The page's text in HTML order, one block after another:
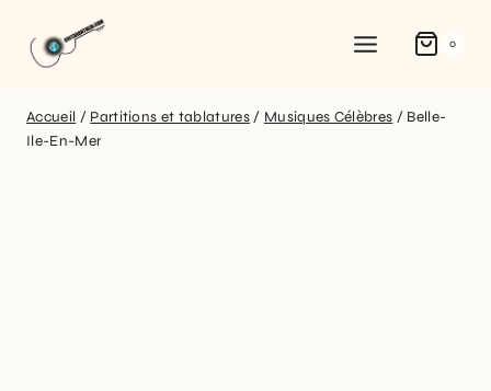
0
Accueil / Partitions et tablatures / Musiques Célèbres / Belle-
Ile-En-Mer